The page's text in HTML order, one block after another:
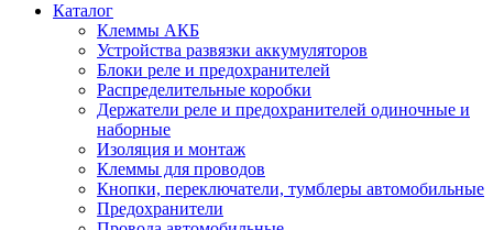
Каталог
Клеммы АКБ
Устройства развязки аккумуляторов
Блоки реле и предохранителей
Распределительные коробки
Держатели реле и предохранителей одиночные и
наборные
Изоляция и монтаж
Клеммы для проводов
Кнопки, переключатели, тумблеры автомобильные
Предохранители